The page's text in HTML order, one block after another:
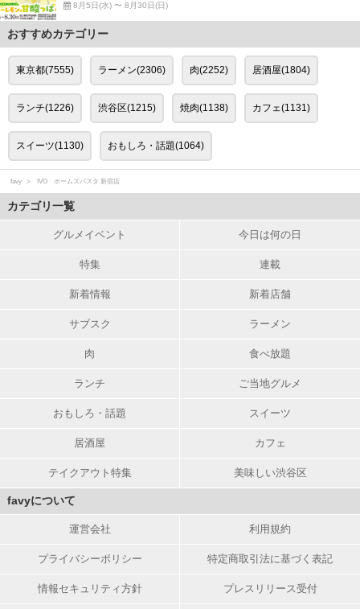
8月5日(水) 〜 8月30日(日)
おすすめカテゴリー
東京都(7555) ラーメン(2306) 肉(2252) 居酒屋(1804)
ランチ(1226) 渋谷区(1215) 焼肉(1138) カフェ(1131)
スイーツ(1130) おもしろ・話題(1064)
favy IVO ホームズパスタ 新宿店
カテゴリ一覧
グルメイベント 今日は何の日
特集 連載
新着情報 新着店舗
サブスク ラーメン
肉 食べ放題
ランチ ご当地グルメ
おもしろ・話題 スイーツ
居酒屋 カフェ
テイクアウト特集 美味しい渋谷区
favyについて
運営会社 利用規約
プライバシーポリシー 特定商取引法に基づく表記
情報セキュリティ方針 プレスリリース受付